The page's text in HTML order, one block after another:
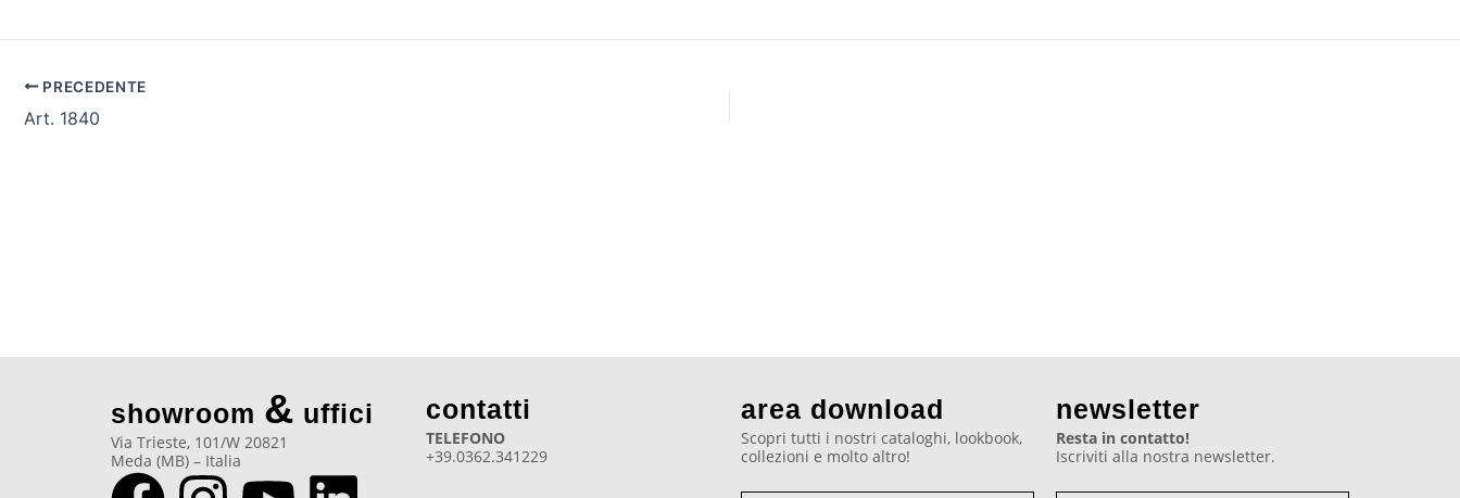
PRECEDENTE
Art. 1840
showroom & uffici
Via Trieste, 101/W 20821
Meda (MB) – Italia
contatti
TELEFONO
+39.0362.341229
area download
Scopri tutti i nostri cataloghi, lookbook,
collezioni e molto altro!
newsletter
Resta in contatto!
Iscriviti alla nostra newsletter.